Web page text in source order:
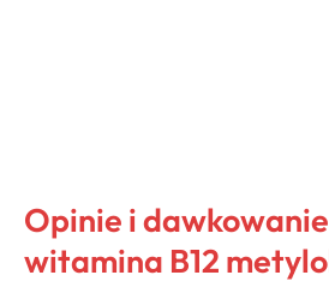
Opinie i
witamina B12